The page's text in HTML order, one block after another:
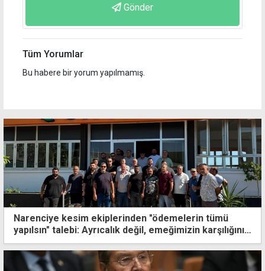
Gönder
Tüm Yorumlar
Bu habere bir yorum yapılmamış.
Narenciye kesim ekiplerinden "ödemelerin tümü
yapılsın" talebi: Ayrıcalık değil, emeğimizin karşılığını
istiyoruz